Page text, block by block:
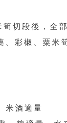
切段後，全
彩椒、粟米
米酒適量